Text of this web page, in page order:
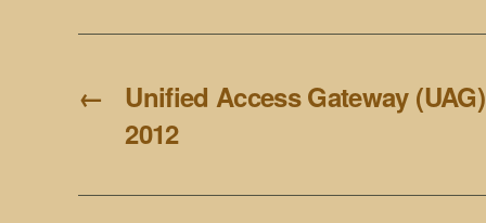
←
Unified Access Gateway
2012